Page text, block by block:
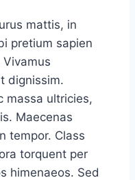
mattis, in
pretium sapien
dignissim.
massa ultricies,
Maecenas
tempor. Class
torquent per
himenaeos. Sed